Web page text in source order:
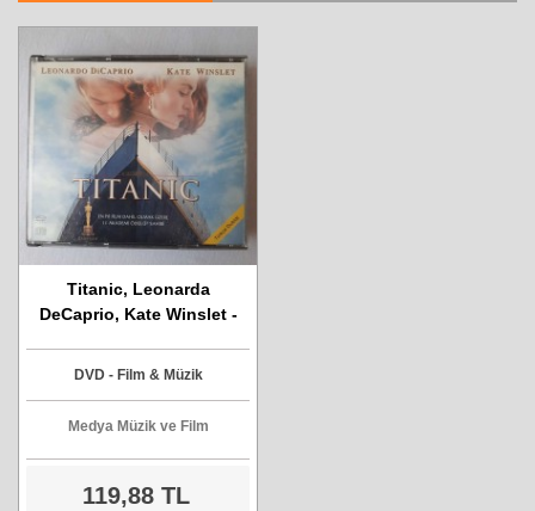
Titanic, Leonarda
DeCaprio, Kate Winslet -
DVD - Film & Müzik
Medya Müzik ve Film
119,88 TL